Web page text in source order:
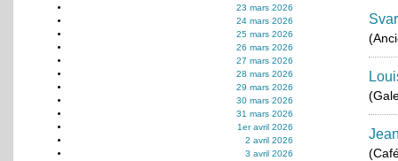
23 mars 2026
24 mars 2026
25 mars 2026
26 mars 2026
27 mars 2026
28 mars 2026
29 mars 2026
30 mars 2026
31 mars 2026
1er avril 2026
2 avril 2026
3 avril 2026